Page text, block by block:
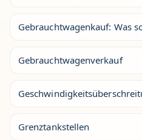
Gebrauchtwagenkauf: Was
Gebrauchtwagenverkauf
Grenztankstellen